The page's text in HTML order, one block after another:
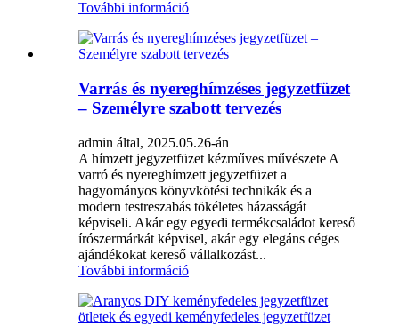
További információ
Varrás és nyereghímzéses jegyzetfüzet
– Személyre szabott tervezés
admin által, 2025.05.26-án
A hímzett jegyzetfüzet kézműves művészete A
varró és nyereghímzett jegyzetfüzet a
hagyományos könyvkötési technikák és a
modern testreszabás tökéletes házasságát
képviseli. Akár egy egyedi termékcsaládot kereső
írószermárkát képvisel, akár egy elegáns céges
ajándékokat kereső vállalkozást...
További információ